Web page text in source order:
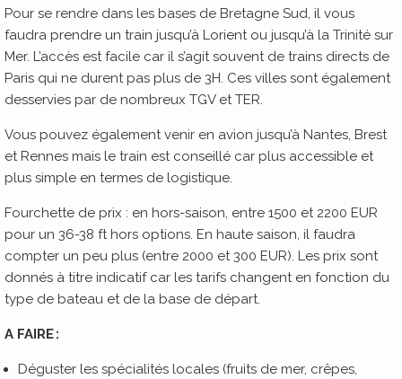
Pour se rendre dans les bases de Bretagne Sud, il vous
faudra prendre un train jusqu’à Lorient ou jusqu’à la Trinité sur
Mer. L’accès est facile car il s’agit souvent de trains directs de
Paris qui ne durent pas plus de 3H. Ces villes sont également
desservies par de nombreux TGV et TER.
Vous pouvez également venir en avion jusqu’à Nantes, Brest
et Rennes mais le train est conseillé car plus accessible et
plus simple en termes de logistique.
Fourchette de prix : en hors-saison, entre 1500 et 2200 EUR
pour un 36-38 ft hors options. En haute saison, il faudra
compter un peu plus (entre 2000 et 300 EUR). Les prix sont
donnés à titre indicatif car les tarifs changent en fonction du
type de bateau et de la base de départ.
A FAIRE :
Déguster les spécialités locales (fruits de mer, crêpes,